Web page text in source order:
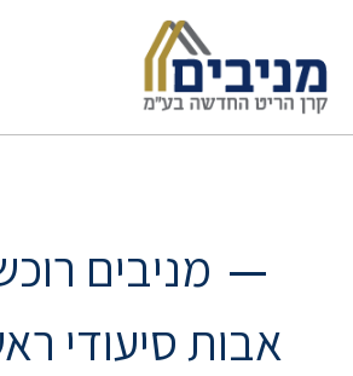
מניבים
אבות סיעודי